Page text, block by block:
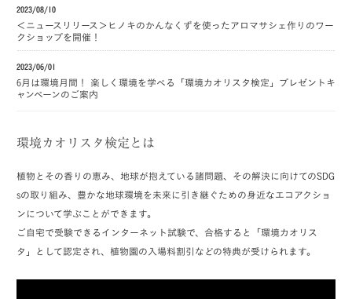
2023/08/10
＜ニュースリリース＞ヒノキのかんなくずを使ったアロマサシェ作りのワー
クショップを開催！
2023/06/01
6月は環境月間！ 楽しく環境を学べる「環境カオリスタ検定」プレゼントキ
ャンペーンのご案内
環境カオリスタ検定とは
植物とその香りの恵み、地球が抱えている諸問題、その解決に向けてのSDG
sの取り組み、豊かな地球環境を未来に引き継ぐための身近なエコアクショ
ンについて学ぶことができます。
ご自宅で受験できるインターネット試験で、合格すると「環境カオリス
タ」として認定され、植物園の入場料割引などの特典が受けられます。